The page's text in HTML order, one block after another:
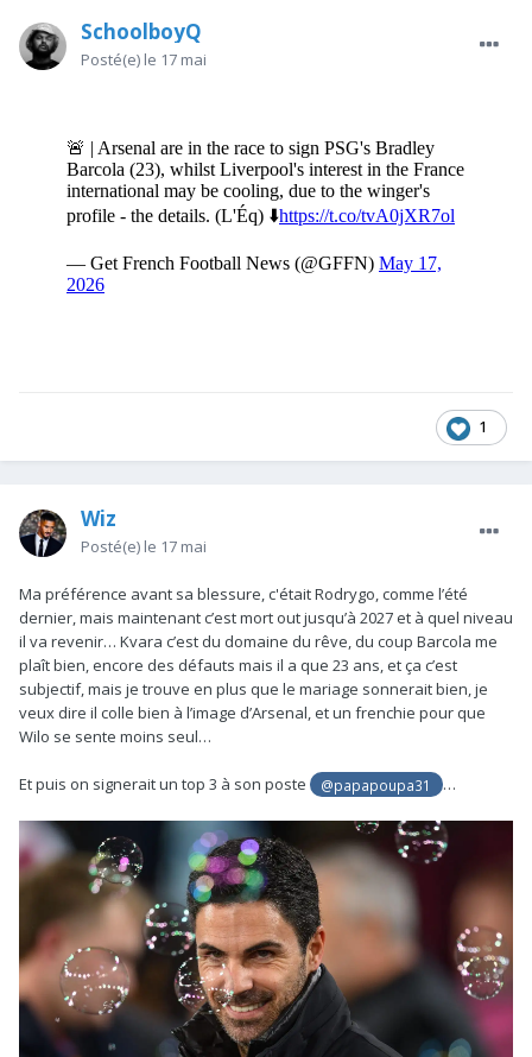
SchoolboyQ
Posté(e) le 17 mai
1
Wiz
Posté(e) le 17 mai
Ma préférence avant sa blessure, c'était Rodrygo, comme l’été
dernier, mais maintenant c’est mort out jusqu’à 2027 et à quel niveau
il va revenir… Kvara c’est du domaine du rêve, du coup Barcola me
plaît bien, encore des défauts mais il a que 23 ans, et ça c’est
subjectif, mais je trouve en plus que le mariage sonnerait bien, je
veux dire il colle bien à l’image d’Arsenal, et un frenchie pour que
Wilo se sente moins seul…
Et puis on signerait un top 3 à son poste @papapoupa31 …